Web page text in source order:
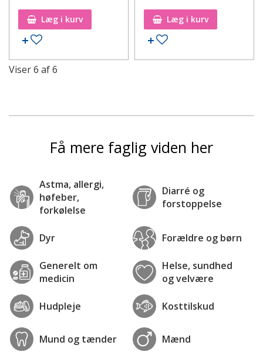
Læg i kurv
Tilføj til ønskeseddel
Læg i kurv
Tilføj til ønskeseddel
Viser6 af6
Få mere faglig viden her
Astma, allergi,
høfeber,
forkølelse
Diarré og
forstoppelse
Dyr Forældre og børn
Generelt om
medicin
Helse, sundhed
og velvære
Hudpleje Kosttilskud
Mund og tænder Mænd